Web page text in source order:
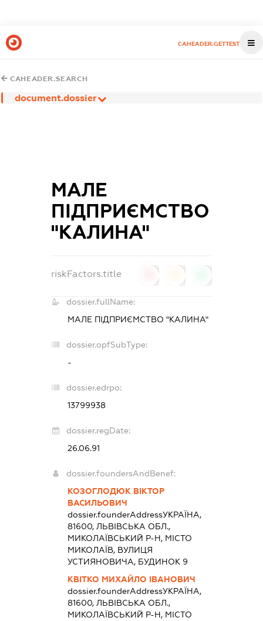
CAHEADER.GETTEST
CAHEADER.SEARCH
document.dossier
МАЛЕ
ПІДПРИЄМСТВО
"КАЛИНА"
riskFactors.title
dossier.fullName:
МАЛЕ ПІДПРИЄМСТВО "КАЛИНА"
dossier.opfSubType:
-
dossier.edrpo:
13799938
dossier.regDate:
26.06.91
dossier.foundersAndBenef:
КОЗОГЛОДЮК ВІКТОР
ВАСИЛЬОВИЧ
dossier.founderAddressУКРАЇНА,
81600, ЛЬВІВСЬКА ОБЛ.,
МИКОЛАЇВСЬКИЙ Р-Н, МІСТО
МИКОЛАЇВ, ВУЛИЦЯ
УСТИЯНОВИЧА, БУДИНОК 9
КВІТКО МИХАЙЛО ІВАНОВИЧ
dossier.founderAddressУКРАЇНА,
81600, ЛЬВІВСЬКА ОБЛ.,
МИКОЛАЇВСЬКИЙ Р-Н, МІСТО